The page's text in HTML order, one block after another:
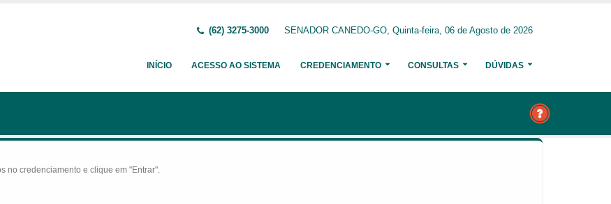
(62) 3275-3000 SENADOR CANEDO-GO, Quinta-feira, 06 de Agosto de 2026
INÍCIO ACESSO AO SISTEMA CREDENCIAMENTO CONSULTAS DÚVIDAS
no credenciamento e clique em "Entrar".